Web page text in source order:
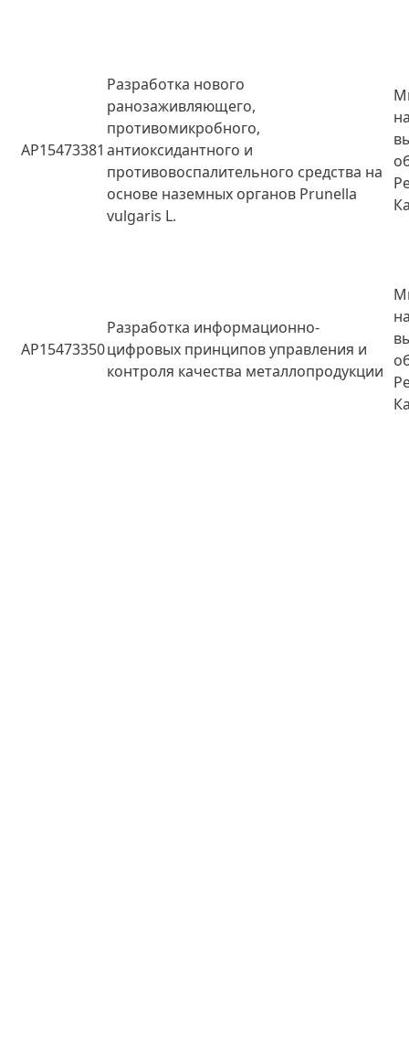
AP15473381
Разработка нового
ранозаживляющего,
противомикробного,
антиоксидантного и
противовоспалительного средства на
основе наземных органов Prunella
vulgaris L.
AP15473350
Разработка информационно-
цифровых принципов управления и
контроля качества металлопродукции